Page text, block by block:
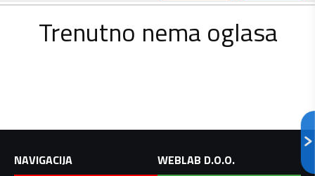
Trenutno nema oglasa
NAVIGACIJA
WEBLAB D.O.O.